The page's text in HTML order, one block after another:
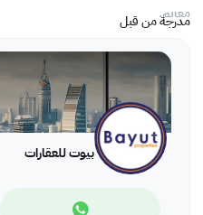
مدرجة من قبل
بيوت للعقارات
معالم:
- لاجون
- مطاعم ومقاهي
- صالون تجميل
- مستشفى الإرسالية الأمريكية
- مدرسة دولية
- سوبر ماركت
- جزيرة دلمونيا
- دراجون مول